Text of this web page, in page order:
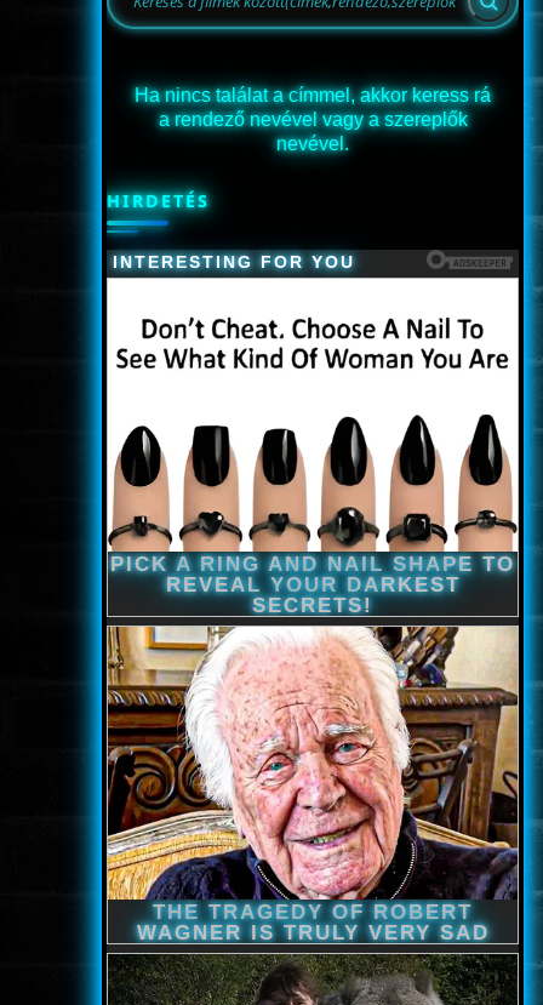
Ha nincs találat a címmel, akkor keress rá
a rendező nevével vagy a szereplők
nevével.
HIRDETÉS